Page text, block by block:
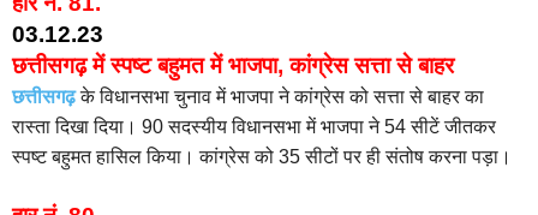
03.12.23
छत्तीसगढ़ में स्पष्ट बहुमत में भाजपा, कांग्रेस सत्ता से बाहर
छत्तीसगढ़के विधानसभा चुनाव में भाजपा ने कांग्रेस को सत्ता से बाहर का
रास्ता दिखा दिया। 90 सदस्यीय विधानसभा में भाजपा ने 54 सीटें जीतकर
स्पष्ट बहुमत हासिल किया। कांग्रेस को 35 सीटों पर ही संतोष करना पड़ा।